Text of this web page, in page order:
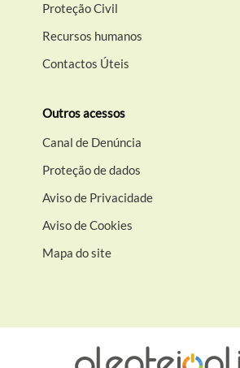
Proteção Civil
Recursos humanos
Contactos Úteis
Outros acessos
Canal de Denúncia
Proteção de dados
Aviso de Privacidade
Aviso de Cookies
Mapa do site